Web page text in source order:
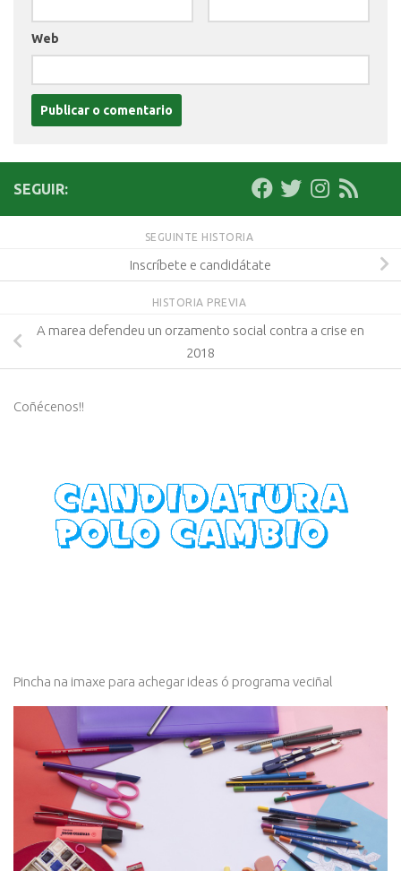
Web
SEGUIR:
SEGUINTE HISTORIA
Inscríbete e candidátate
HISTORIA PREVIA
A marea defendeu un orzamento social contra a crise en
2018
Coñécenos!!
Pincha na imaxe para achegar ideas ó programa veciñal